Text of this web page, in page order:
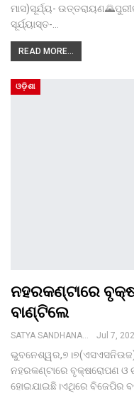
ମାସ)ସୂର୍ଯ୍ୟ-
ସୂର୍ଯ୍ୟାସ୍ତ-…
READ MORE...
ଓଡ଼ିଶା
ନହରକଣ୍ଟାରେ
ବାଣ୍ଟିଲେ
SATYA SANDHANA DESK Jul 7,
ନହରକଣ୍ଟାରେ ବୃକ୍ଷରୋପଣ ଓ
ହୋଇଯାଇଛି।ଏଥିରେ ବିଜେପିର